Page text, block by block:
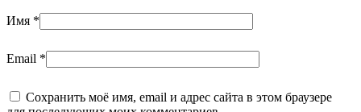
Имя *
Email *
Сохранить моё имя, email и адрес сайта в этом браузере